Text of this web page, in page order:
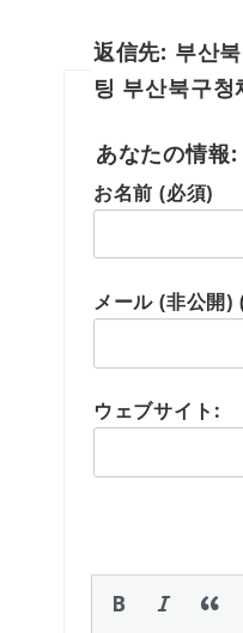
返信先: 부산
팅 부산북구청
あなたの情報:
お名前 (必須)
メール (非公開)
ウェブサイト: